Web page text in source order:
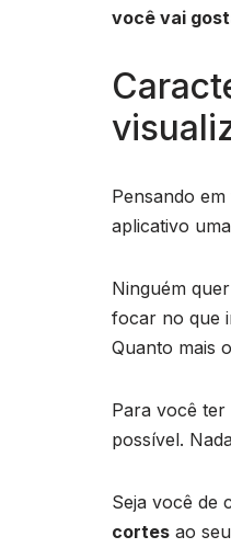
você vai
Pensando
aplicativo
Ninguém
focar no que
Quanto mais
Para você ter
possível.
Seja você de
cortes ao